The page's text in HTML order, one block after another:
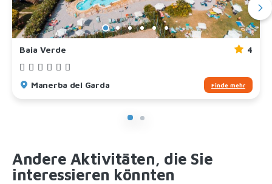
Baia Verde 4
Manerba del Garda Finde mehr
Andere Aktivitäten, die Sie
interessieren könnten